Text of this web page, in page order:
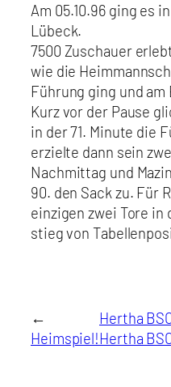
Am 05.10.96 ging es
Lübeck.
7500 Zuschauer
wie die
Führung ging und
Kurz vor der Pause
in der 71. Minute die
erzielte dann sein
Nachmittag und
90. den Sack zu. Für
einzigen zwei Tore in
stieg von
←
Heimspiel!
Hertha
Hertha